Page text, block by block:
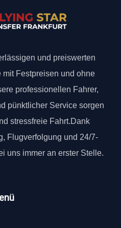
und preiswerten
Festpreisen und ohne
professionellen Fahrer,
pünktlicher Service sorgen
stressfreie Fahrt.Dank
Flugverfolgung und 24/7-
uns immer an erster Stelle.